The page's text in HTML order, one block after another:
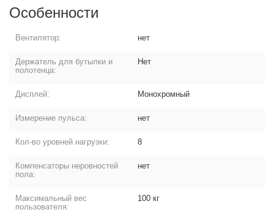
Особенности
Вентилятор: нет
Держатель для бутылки и
полотенца:
Нет
Дисплей: Монохромный
Измерение пульса: нет
Кол-во уровней нагрузки: 8
Компенсаторы неровностей
пола:
нет
Максимальный вес
пользователя:
100 кг